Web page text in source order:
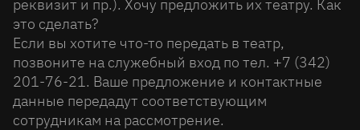
реквизит и пр.). Хочу предложить их театру. Как
это сделать?
Если вы хотите что-то передать в театр,
позвоните на служебный вход по тел. +7 (342)
201-76-21. Ваше предложение и контактные
данные передадут соответствующим
сотрудникам на рассмотрение.